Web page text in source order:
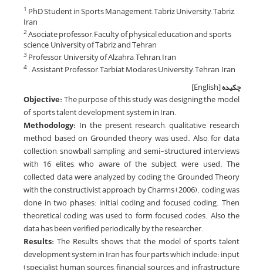
1 PhD Student in Sports Management, Tabriz University, Tabriz,
Iran
2Asociate professor, Faculty of physical education and sports
science, University of Tabriz and Tehran
3 Professor, University of Alzahra, Tehran, Iran
4. Assistant Professor, Tarbiat Modares University, Tehran, Iran
چکیده[English]
Objective:The purpose of this study was designing the model
of sports talent development system in Iran.
Methodology: In the present research, qualitative research
method based on Grounded theory was used. Also, for data
collection, snowball sampling and semi-structured interviews
with 16 elites, who aware of the subject, were used. The
collected data were analyzed by coding the Grounded Theory
with the constructivist approach by Charms (2006). coding was
done in two phases: initial coding and focused coding. Then
theoretical coding was used to form focused codes. Also the
data has been verified periodically by the researcher.
Results: The Results shows that the model of sports talent
development system in Iran has four parts which include: input